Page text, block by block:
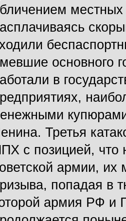
местных
основного
в
Третья
с позицией, что
армии, их
попадая в
армия РФ и